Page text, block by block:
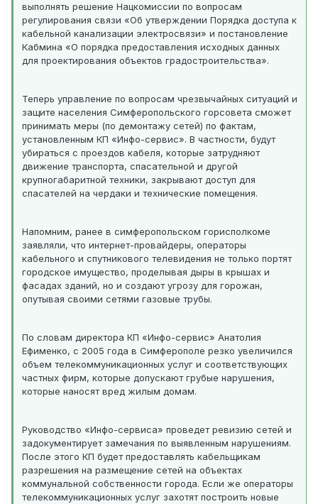
выполнять решение Нацкомиссии по вопросам
регулирования связи «Об утверждении Порядка доступа к
кабельной канализации электросвязи» и постановление
Кабмина «О порядка предоставления исходных данных
для проектирования объектов градостроительства».
Теперь управление по вопросам чрезвычайных ситуаций и
защите населения Симферопольского горсовета сможет
принимать меры (по демонтажу сетей) по фактам,
установленным КП «Инфо-сервис». В частности, будут
убираться с проездов кабеля, которые затрудняют
движение транспорта, спасательной и другой
крупногабаритной техники, закрывают доступ для
спасателей на чердаки и технические помещения.
Напомним, ранее в симферопольском горисполкоме
заявляли, что интернет-провайдеры, операторы
кабельного и спутникового телевидения не только портят
городское имущество, проделывая дыры в крышах и
фасадах зданий, но и создают угрозу для горожан,
опутывая своими сетями газовые трубы.
По словам директора КП «Инфо-сервис» Анатолия
Ефименко, с 2005 года в Симферополе резко увеличился
объем телекоммуникационных услуг и соответствующих
частных фирм, которые допускают грубые нарушения,
которые наносят вред жилым домам.
Руководство «Инфо-сервиса» проведет ревизию сетей и
задокументирует замечания по выявленным нарушениям.
После этого КП будет предоставлять кабельщикам
разрешения на размещение сетей на объектах
коммунальной собственности города. Если же операторы
телекоммуникационных услуг захотят построить новые